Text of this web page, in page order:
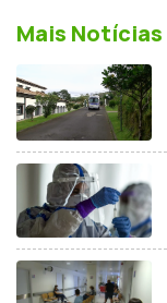
Mais Notícias